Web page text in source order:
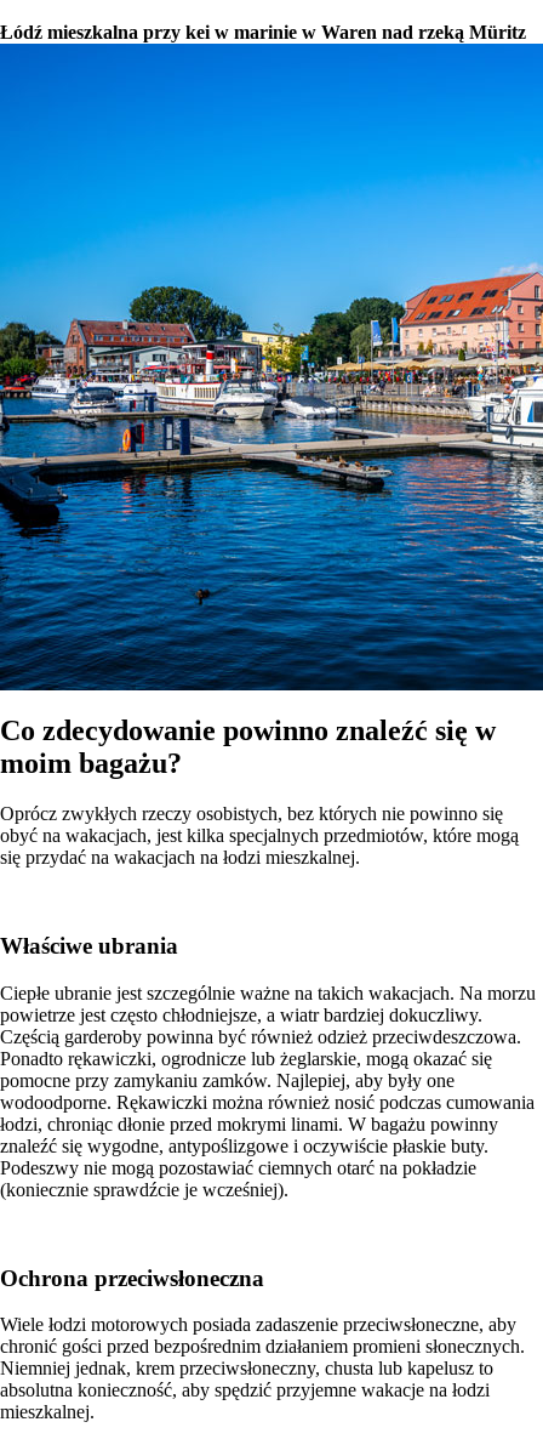
Łódź mieszkalna przy kei w marinie w Waren nad rzeką Müritz
Co zdecydowanie powinno znaleźć się w
moim bagażu?
Oprócz zwykłych rzeczy osobistych, bez których nie powinno się
obyć na wakacjach, jest kilka specjalnych przedmiotów, które mogą
się przydać na wakacjach na łodzi mieszkalnej.
Właściwe ubrania
Ciepłe ubranie jest szczególnie ważne na takich wakacjach. Na morzu
powietrze jest często chłodniejsze, a wiatr bardziej dokuczliwy.
Częścią garderoby powinna być również odzież przeciwdeszczowa.
Ponadto rękawiczki, ogrodnicze lub żeglarskie, mogą okazać się
pomocne przy zamykaniu zamków. Najlepiej, aby były one
wodoodporne. Rękawiczki można również nosić podczas cumowania
łodzi, chroniąc dłonie przed mokrymi linami. W bagażu powinny
znaleźć się wygodne, antypoślizgowe i oczywiście płaskie buty.
Podeszwy nie mogą pozostawiać ciemnych otarć na pokładzie
(koniecznie sprawdźcie je wcześniej).
Ochrona przeciwsłoneczna
Wiele łodzi motorowych posiada zadaszenie przeciwsłoneczne, aby
chronić gości przed bezpośrednim działaniem promieni słonecznych.
Niemniej jednak, krem przeciwsłoneczny, chusta lub kapelusz to
absolutna konieczność, aby spędzić przyjemne wakacje na łodzi
mieszkalnej.